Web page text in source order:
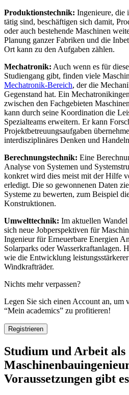
Produktionstechnik: Ingenieure, die
tätig sind, beschäftigen sich damit,
oder auch bestehende Maschinen
Planung ganzer Fabriken und die
Ort kann zu den Aufgaben zählen.
Mechatronik: Auch wenn es für
Studiengang gibt, finden viele
Mechatronik-Bereich, der die
Gegenstand hat. Ein
zwischen den Fachgebieten
kann durch seine Koordination die
Spezialteams erweitern. Er kann
Projektbetreuungsaufgaben
interdisziplinäres Denken und
Berechnungstechnik: Eine
Analyse von Systemen und
konkret wird dies meist mit der Hilfe
erledigt. Die so gewonnenen Daten
Systeme zu bewerten, zum Beispiel
Konstruktionen.
Umwelttechnik: Im aktuellen Wandel
sich neue Jobperspektiven für
Ingenieur für Erneuerbare Energien
Solarparks oder Wasserkraftanlagen.
wie die Entwicklung
Windkrafträder.
Nichts mehr verpassen?
Legen Sie sich einen Account an, um
“Mein academics” zu profitieren!
Registrieren
Studium und Arbeit als
Voraussetzungen gibt